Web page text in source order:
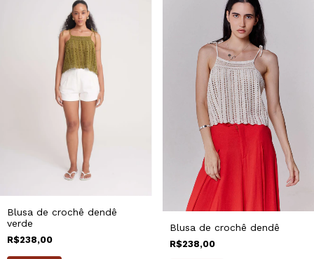
Blusa de crochê dendê
verde
R$238,00
Blusa de crochê dendê
R$238,00